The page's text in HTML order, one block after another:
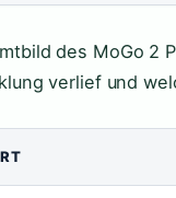
des MoGo 2
verlief und